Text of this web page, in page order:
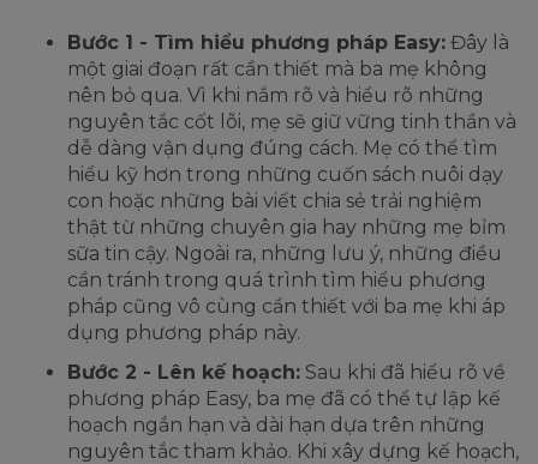
Bước 1 - Tìm hiểu phương pháp Easy: Đây là
một giai đoạn rất cần thiết mà ba mẹ không
nên bỏ qua. Vì khi nắm rõ và hiểu rõ những
nguyên tắc cốt lõi, mẹ sẽ giữ vững tinh thần và
dễ dàng vận dụng đúng cách. Mẹ có thể tìm
hiểu kỹ hơn trong những cuốn sách nuôi dạy
con hoặc những bài viết chia sẻ trải nghiệm
thật từ những chuyên gia hay những mẹ bỉm
sữa tin cậy. Ngoài ra, những lưu ý, những điều
cần tránh trong quá trình tìm hiểu phương
pháp cũng vô cùng cần thiết với ba mẹ khi áp
dụng phương pháp này.
Bước 2 - Lên kế hoạch: Sau khi đã hiểu rõ về
phương pháp Easy, ba mẹ đã có thể tự lập kế
hoạch ngắn hạn và dài hạn dựa trên những
nguyên tắc tham khảo. Khi xây dựng kế hoạch,